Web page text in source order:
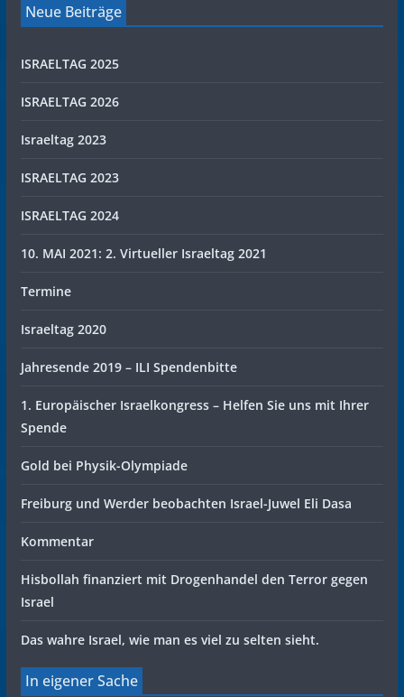
Neue Beiträge
ISRAELTAG 2025
ISRAELTAG 2026
Israeltag 2023
ISRAELTAG 2023
ISRAELTAG 2024
10. MAI 2021: 2. Virtueller Israeltag 2021
Termine
Israeltag 2020
Jahresende 2019 – ILI Spendenbitte
1. Europäischer Israelkongress – Helfen Sie uns mit Ihrer
Spende
Gold bei Physik-Olympiade
Freiburg und Werder beobachten Israel-Juwel Eli Dasa
Kommentar
Hisbollah finanziert mit Drogenhandel den Terror gegen
Israel
Das wahre Israel, wie man es viel zu selten sieht.
In eigener Sache